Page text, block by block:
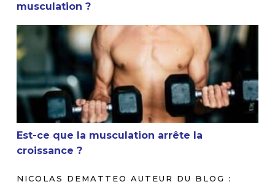
musculation ?
Est-ce que la musculation arrête la croissance ?
Est-ce que la musculation arrête la
croissance ?
NICOLAS DEMATTEO AUTEUR DU BLOG :